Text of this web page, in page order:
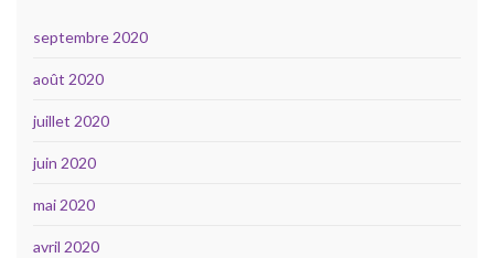
septembre 2020
août 2020
juillet 2020
juin 2020
mai 2020
avril 2020